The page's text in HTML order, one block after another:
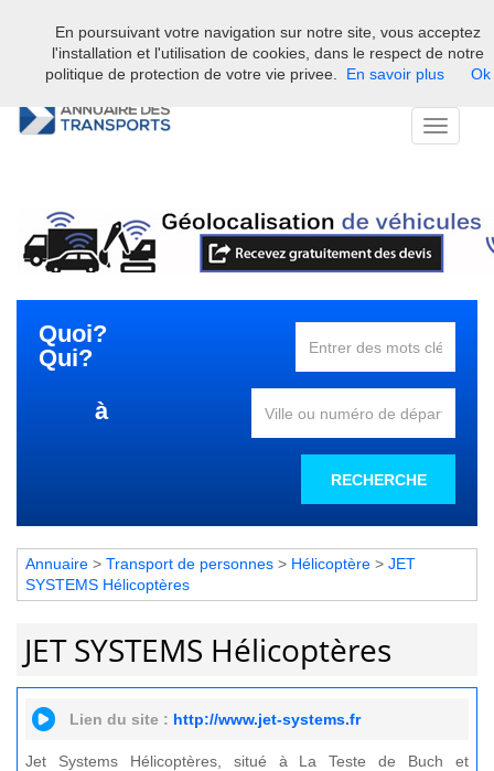
Bienvenue sur l'annuaire professionnel du transport et de la la
logistique en France.
Toggle
Quoi?
Qui?
à
RECHERCHE
Annuaire > Transport de personnes > Hélicoptère > JET
SYSTEMS Hélicoptères
JET SYSTEMS Hélicoptères
Lien du site : http://www.jet-systems.fr
Jet Systems Hélicoptères, situé à La Teste de Buch et
En poursuivant votre navigation sur notre site, vous acceptez
l'installation et l'utilisation de cookies, dans le respect de notre
politique de protection de votre vie privee.
En savoir plus Ok